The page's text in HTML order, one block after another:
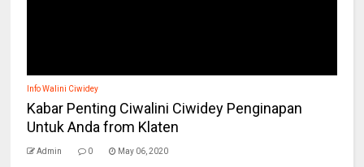
Info Walini Ciwidey
Kabar Penting Ciwalini Ciwidey Penginapan
Untuk Anda from Klaten
Admin 0 May 06, 2020